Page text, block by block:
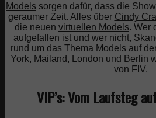
Models sorgen dafür, dass die
geraumer Zeit. Alles über Cindy
die neuen virtuellen Models. Wer
aufgefallen ist und wer nicht,
rund um das Thema Models auf
York, Mailand, London und Berlin
von FIV.
VIP’s: Vom Laufsteg